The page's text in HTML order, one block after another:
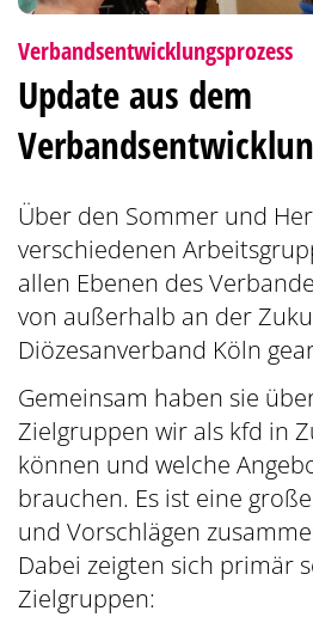
Verbandsentwicklungsprozess:
Update aus dem
Über den Sommer und
verschiedenen
allen Ebenen des
von außerhalb an der
Diözesanverband Köln
Gemeinsam haben sie
Zielgruppen wir als kfd in
können und welche
brauchen. Es ist eine
und Vorschlägen
Dabei zeigten sich primär
Zielgruppen: